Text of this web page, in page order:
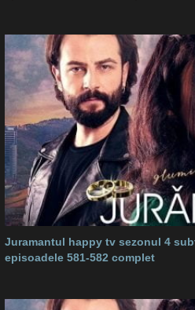
Juramantul happy tv sezonul 4
episoadele 581-582 complet